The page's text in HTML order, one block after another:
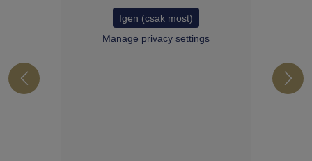
Igen (csak most)
Manage privacy settings